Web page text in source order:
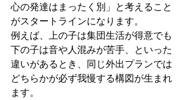
心の発達はまったく別」と考えること
がスタートラインになります。
例えば、上の子は集団生活が得意でも
下の子は音や人混みが苦手、といった
違いがあるとき、同じ外出プランでは
どちらかが必ず我慢する構図が生まれ
ます。